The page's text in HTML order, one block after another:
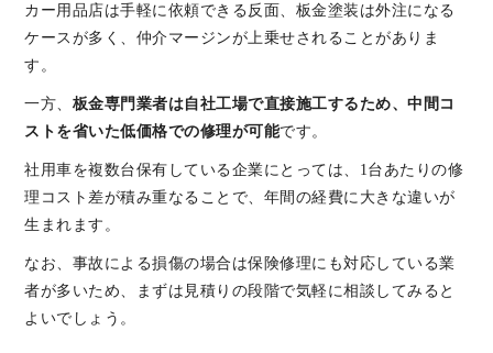
カー用品店は手軽に依頼できる反面、板金塗装は外注になる
ケースが多く、仲介マージンが上乗せされることがありま
す。
一方、 板金専門業者は自社工場で直接施工するため、中間コ
ストを省いた低価格での修理が可能です。
社用車を複数台保有している企業にとっては、1台あたりの修
理コスト差が積み重なることで、年間の経費に大きな違いが
生まれます。
なお、事故による損傷の場合は保険修理にも対応している業
者が多いため、まずは見積りの段階で気軽に相談してみると
よいでしょう。